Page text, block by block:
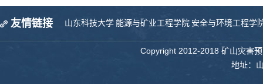
友情链接 山东科技大学 能源与矿业工程学院 安全与环境工程学
Copyright 2012-2018 矿山灾害
地址：